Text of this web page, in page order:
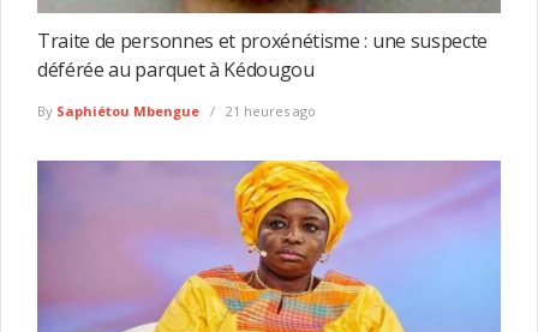
Traite de personnes et proxénétisme : une suspecte
déférée au parquet à Kédougou
By Saphiétou Mbengue 21 heures ago